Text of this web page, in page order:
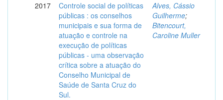
2017
Controle social de políticas
públicas : os conselhos
municipais e sua forma de
atuação e controle na
execução de políticas
públicas - uma observação
crítica sobre a atuação do
Conselho Municipal de
Saúde de Santa Cruz do
Sul.
Alves, Cássio
Guilherme;
Bitencourt,
Caroline Muller